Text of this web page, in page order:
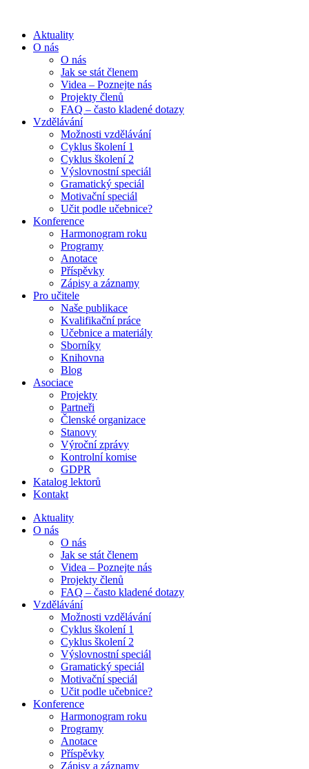
Aktuality
O nás
O nás
Jak se stát členem
Videa – Poznejte nás
Projekty členů
FAQ – často kladené dotazy
Vzdělávání
Možnosti vzdělávání
Cyklus školení 1
Cyklus školení 2
Výslovnostní speciál
Gramatický speciál
Motivační speciál
Učit podle učebnice?
Konference
Harmonogram roku
Programy
Anotace
Příspěvky
Zápisy a záznamy
Pro učitele
Naše publikace
Kvalifikační práce
Učebnice a materiály
Sborníky
Knihovna
Blog
Asociace
Projekty
Partneři
Členské organizace
Stanovy
Výroční zprávy
Kontrolní komise
GDPR
Katalog lektorů
Kontakt
Aktuality
O nás
O nás
Jak se stát členem
Videa – Poznejte nás
Projekty členů
FAQ – často kladené dotazy
Vzdělávání
Možnosti vzdělávání
Cyklus školení 1
Cyklus školení 2
Výslovnostní speciál
Gramatický speciál
Motivační speciál
Učit podle učebnice?
Konference
Harmonogram roku
Programy
Anotace
Příspěvky
Zápisy a záznamy